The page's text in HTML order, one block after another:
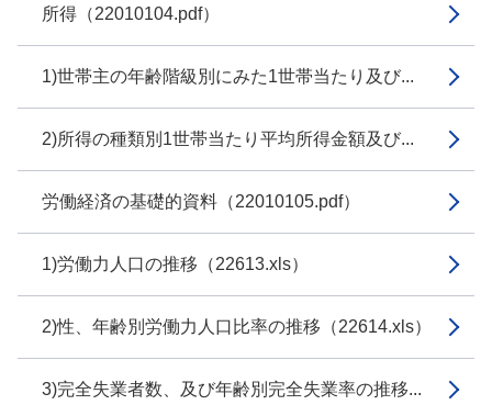
所得（22010104.pdf）
1)世帯主の年齢階級別にみた1世帯当たり及び...
2)所得の種類別1世帯当たり平均所得金額及び...
労働経済の基礎的資料（22010105.pdf）
1)労働力人口の推移（22613.xls）
2)性、年齢別労働力人口比率の推移（22614.xls）
3)完全失業者数、及び年齢別完全失業率の推移...